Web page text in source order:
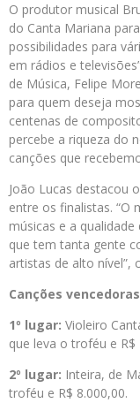
O produtor musical
do Canta Mariana
possibilidades para
em rádios e
de Música, Felipe
para quem deseja
centenas de
percebe a riqueza do
canções que
João Lucas destacou
entre os finalistas. “O
músicas e a
que tem tanta gente
artistas de alto nível”,
Canções
1º lugar: Violeiro
que leva o troféu e R$
2º lugar: Inteira, de
troféu e R$ 8.000,00.